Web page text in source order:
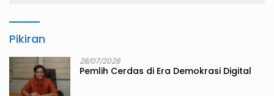
Pikiran
26/07/2026
Pemlih Cerdas di Era Demokrasi Digital